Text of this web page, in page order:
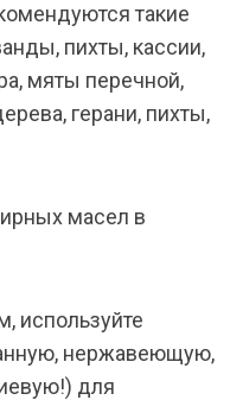
такие
пихты, кассии,
мяты перечной,
герани, пихты,
масел в
используйте
нержавеющую,
для